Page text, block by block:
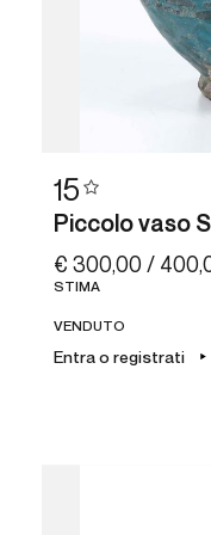
15
Piccolo vaso
€ 300,00 /
STIMA
VENDUTO
Entra o registrati